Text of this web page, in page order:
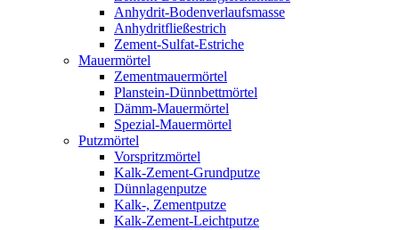
Anhydrit-Bodenverlaufsmasse
Anhydritfließestrich
Zement-Sulfat-Estriche
Mauermörtel
Zementmauermörtel
Planstein-Dünnbettmörtel
Dämm-Mauermörtel
Spezial-Mauermörtel
Putzmörtel
Vorspritzmörtel
Kalk-Zement-Grundputze
Dünnlagenputze
Kalk-, Zementputze
Kalk-Zement-Leichtputze